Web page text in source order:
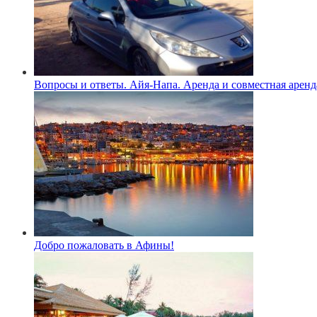
Вопросы и ответы. Айя-Напа. Аренда и совместная
Добро пожаловать в Афины!